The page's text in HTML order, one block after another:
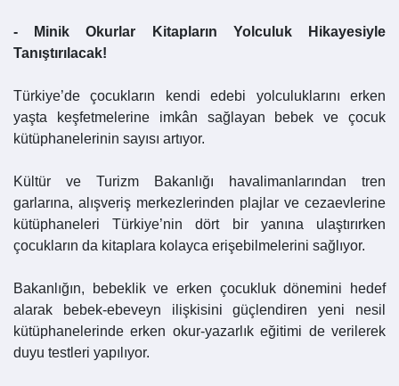
- Minik Okurlar Kitapların Yolculuk Hikayesiyle
Tanıştırılacak!
Türkiye’de çocukların kendi edebi yolculuklarını erken
yaşta keşfetmelerine imkân sağlayan bebek ve çocuk
kütüphanelerinin sayısı artıyor.
Kültür ve Turizm Bakanlığı havalimanlarından tren
garlarına, alışveriş merkezlerinden plajlar ve cezaevlerine
kütüphaneleri Türkiye’nin dört bir yanına ulaştırırken
çocukların da kitaplara kolayca erişebilmelerini sağlıyor.
Bakanlığın, bebeklik ve erken çocukluk dönemini hedef
alarak bebek-ebeveyn ilişkisini güçlendiren yeni nesil
kütüphanelerinde erken okur-yazarlık eğitimi de verilerek
duyu testleri yapılıyor.